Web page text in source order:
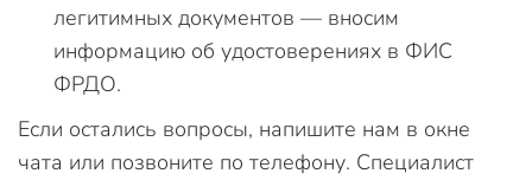
легитимных документов — вносим
информацию об удостоверениях в ФИС
ФРДО.
Если остались вопросы, напишите нам в окне
чата или позвоните по телефону. Специалист